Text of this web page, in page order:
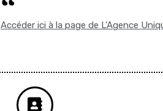
Accéder ici à la page de L'Agence